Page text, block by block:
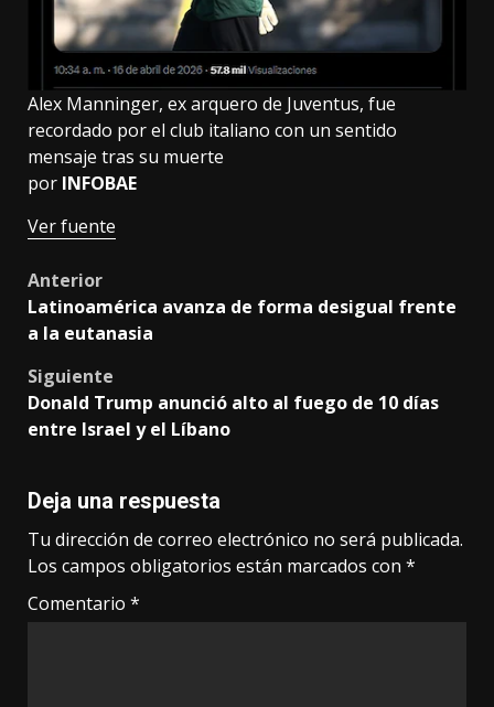
Alex Manninger, ex arquero de Juventus, fue
recordado por el club italiano con un sentido
mensaje tras su muerte
por INFOBAE
Ver fuente
Post
navigation
Anterior
Latinoamérica avanza de forma desigual frente
a la eutanasia
Siguiente
Donald Trump anunció alto al fuego de 10 días
entre Israel y el Líbano
Deja una respuesta
Tu dirección de correo electrónico no será publicada.
Los campos obligatorios están marcados con *
Comentario *